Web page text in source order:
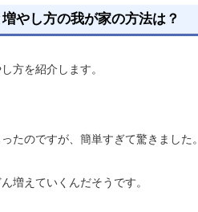
やし方の我が家の方法は？
方を紹介します。
たのですが、簡単すぎて驚きました。
増えていくんだそうです。